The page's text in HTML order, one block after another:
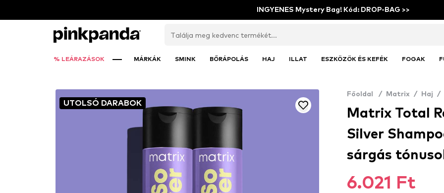
INGYENES Mystery Bag! Kód: DROP-BAG >>
% LEÁRAZÁSOK MÁRKÁK SMINK BŐRÁPOLÁS HAJ ILLAT ESZKÖZÖK ÉS KEFÉK FOGAK
UTOLSÓ DARABOK
Főoldal / Matrix / Haj /
Matrix Total
Silver
sárgás
6.021 Ft